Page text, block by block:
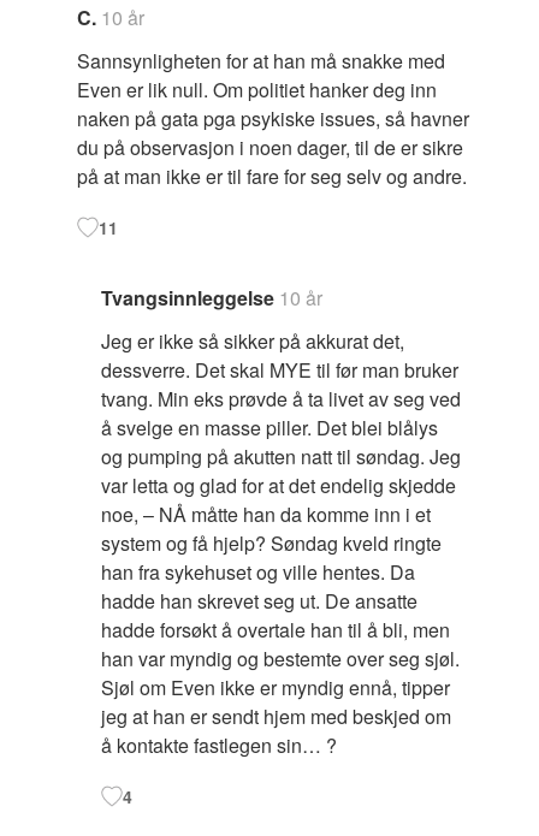
C. 10 år
Sannsynligheten for at han må snakke med
Even er lik null. Om politiet hanker deg inn
naken på gata pga psykiske issues, så havner
du på observasjon i noen dager, til de er sikre
på at man ikke er til fare for seg selv og andre.
11
Tvangsinnleggelse 10 år
Jeg er ikke så sikker på akkurat det,
dessverre. Det skal MYE til før man bruker
tvang. Min eks prøvde å ta livet av seg ved
å svelge en masse piller. Det blei blålys
og pumping på akutten natt til søndag. Jeg
var letta og glad for at det endelig skjedde
noe, – NÅ måtte han da komme inn i et
system og få hjelp? Søndag kveld ringte
han fra sykehuset og ville hentes. Da
hadde han skrevet seg ut. De ansatte
hadde forsøkt å overtale han til å bli, men
han var myndig og bestemte over seg sjøl.
Sjøl om Even ikke er myndig ennå, tipper
jeg at han er sendt hjem med beskjed om
å kontakte fastlegen sin… ?
4